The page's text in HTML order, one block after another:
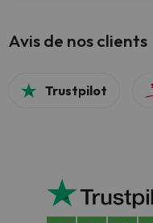
Avis de nos clients
Trustpilot